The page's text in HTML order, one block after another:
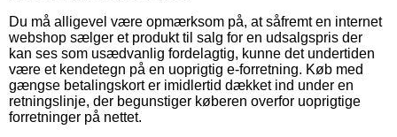
Du må alligevel være opmærksom på, at såfremt en internet
webshop sælger et produkt til salg for en udsalgspris der
kan ses som usædvanlig fordelagtig, kunne det undertiden
være et kendetegn på en uoprigtig e-forretning. Køb med
gængse betalingskort er imidlertid dækket ind under en
retningslinje, der begunstiger køberen overfor uoprigtige
forretninger på nettet.